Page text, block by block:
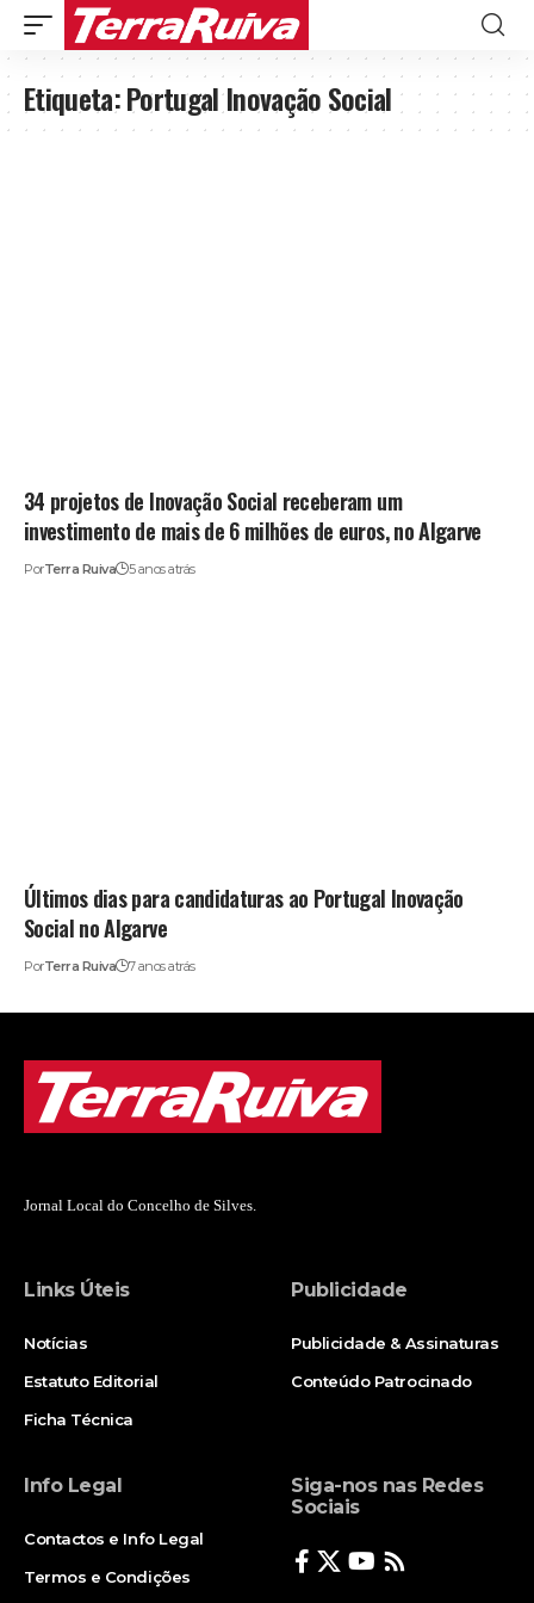
Etiqueta:Portugal Inovação Social
34 projetos de Inovação Social receberam um
investimento de mais de 6 milhões de euros, no Algarve
PorTerra Ruiva 5 anos atrás
Últimos dias para candidaturas ao Portugal Inovação
Social no Algarve
PorTerra Ruiva 7 anos atrás
Jornal Local do Concelho de Silves.
Links Úteis
Notícias
Estatuto Editorial
Ficha Técnica
Publicidade
Publicidade & Assinaturas
Conteúdo Patrocinado
Info Legal
Contactos e Info Legal
Termos e Condições
Siga-nos nas Redes
Sociais